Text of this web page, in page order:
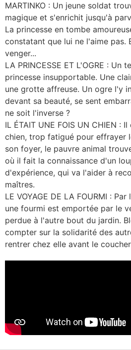
MARTINKO : Un jeune soldat
magique et s'enrichit jusqu'à
La princesse en tombe
constatant que lui ne l'aime pas.
venger...
LA PRINCESSE ET L'OGRE : Un
princesse insupportable. Une
une grotte affreuse. Un ogre l'y
devant sa beauté, se sent
ne soit l'inverse ?
IL ÉTAIT UNE FOIS UN CHIEN :
chien, trop fatigué pour effrayer
son foyer, le pauvre animal
où il fait la connaissance d'un
d'expérience, qui va l'aider à
maîtres.
LE VOYAGE DE LA FOURMI :
une fourmi est emportée par le
perdue à l'autre bout du jardin.
compter sur la solidarité des
rentrer chez elle avant le